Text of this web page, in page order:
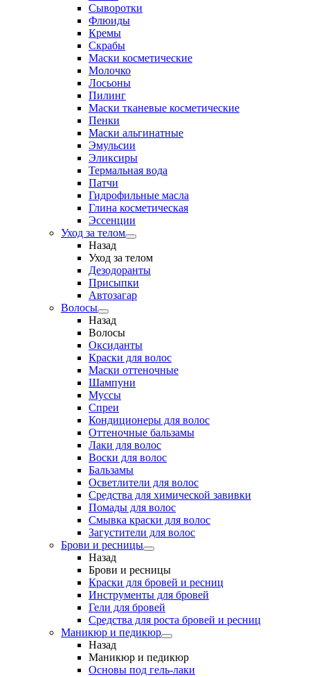
Сыворотки
Флюиды
Кремы
Скрабы
Маски косметические
Молочко
Лосьоны
Пилинг
Маски тканевые косметические
Пенки
Маски альгинатные
Эмульсии
Эликсиры
Термальная вода
Патчи
Гидрофильные масла
Глина косметическая
Эссенции
Уход за телом
Назад
Уход за телом
Дезодоранты
Присыпки
Автозагар
Волосы
Назад
Волосы
Оксиданты
Краски для волос
Маски оттеночные
Шампуни
Муссы
Спреи
Кондиционеры для волос
Оттеночные бальзамы
Лаки для волос
Воски для волос
Бальзамы
Осветлители для волос
Средства для химической завивки
Помады для волос
Смывка краски для волос
Загустители для волос
Брови и ресницы
Назад
Брови и ресницы
Краски для бровей и ресниц
Инструменты для бровей
Гели для бровей
Средства для роста бровей и ресниц
Маникюр и педикюр
Назад
Маникюр и педикюр
Основы под гель-лаки